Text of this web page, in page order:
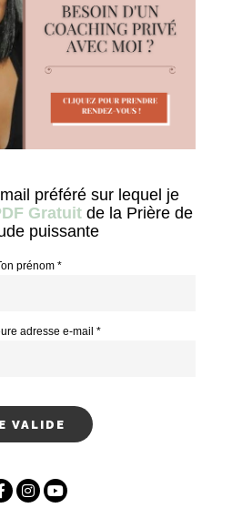
préféré sur lequel je
Gratuit de la Prière de
puissante
prénom *
adresse e-mail *